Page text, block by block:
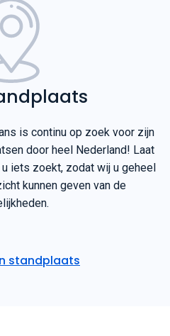
is continu op zoek voor zijn
door heel Nederland! Laat
iets zoekt, zodat wij u geheel
kunnen geven van de
standplaats